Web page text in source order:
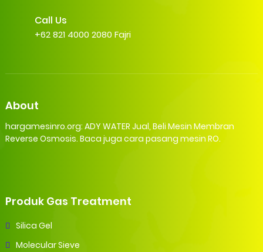
Call Us
+62 821 4000 2080 Fajri
About
hargamesinro.org: ADY WATER Jual, Beli Mesin Membran
Reverse Osmosis. Baca juga cara pasang mesin RO.
Produk Gas Treatment
Silica Gel
Molecular Sieve